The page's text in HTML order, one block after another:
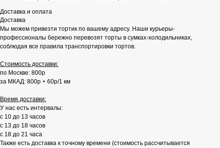
Доставка и оплата
Доставка
Мы можем привезти тортик по вашему адресу. Наши курьеры-
профессионалы бережно перевозят торты в сумках-холодильниках,
соблюдая все правила транспортировки тортов.
Стоимость доставки:
по Москве: 800р
за МКАД: 800р + 60р/1 км
Время доставки:
У нас есть интервалы:
с 10 до 13 часов
с 13 до 18 часов
с 18 до 21 часа
Также есть доставка к точному времени (стоимость рассчитывается